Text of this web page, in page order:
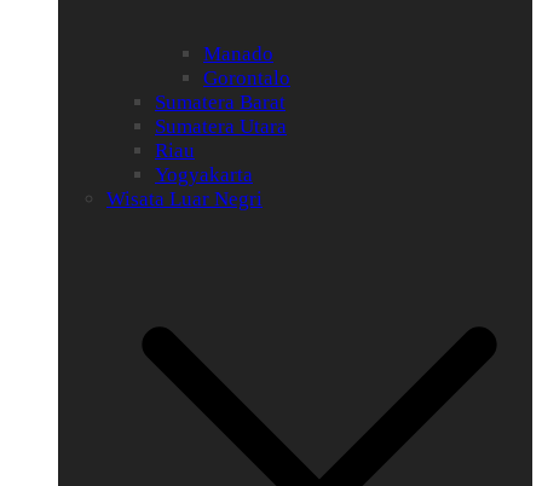
Manado
Gorontalo
Sumatera Barat
Sumatera Utara
Riau
Yogyakarta
Wisata Luar Negri